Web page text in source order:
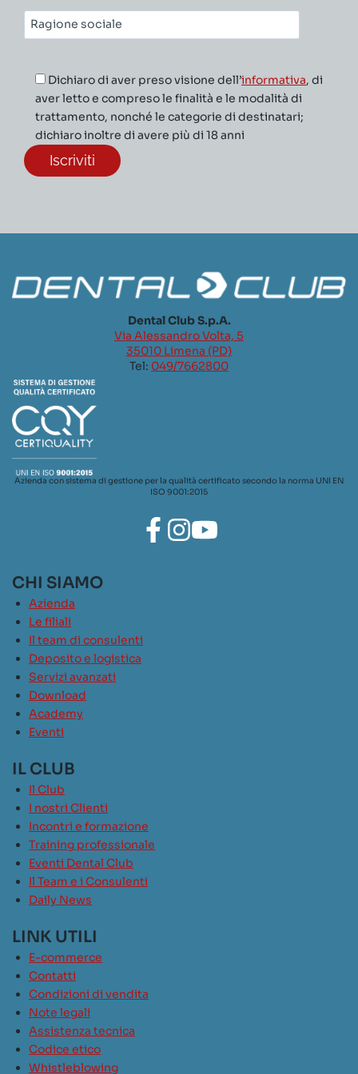
Ragione
sociale*
Dichiaro di aver preso visione dell’informativa, di
aver letto e compreso le finalità e le modalità di
trattamento, nonché le categorie di destinatari;
dichiaro inoltre di avere più di 18 anni
Dental Club S.p.A.
Via Alessandro Volta, 5
35010 Limena (PD)
Tel: 049/7662800
Azienda con sistema di gestione per la qualità certificato secondo la norma UNI EN
ISO 9001:2015
CHI SIAMO
Azienda
Le filiali
Il team di consulenti
Deposito e logistica
Servizi avanzati
Download
Academy
Eventi
IL CLUB
Il Club
I nostri Clienti
Incontri e formazione
Training professionale
Eventi Dental Club
Il Team e i Consulenti
Daily News
LINK UTILI
E-commerce
Contatti
Condizioni di vendita
Note legali
Assistenza tecnica
Codice etico
Whistleblowing